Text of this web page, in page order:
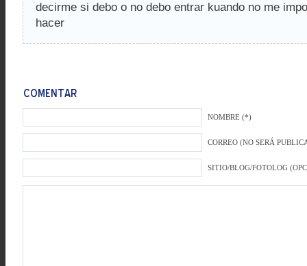
decirme si debo o no debo entrar kuando no me
hacer
NOMBRE (*)
CORREO (NO SERÁ
SITIO/BLOG/FOTOLOG